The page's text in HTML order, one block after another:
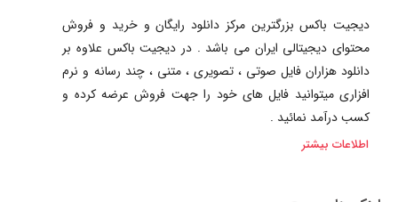
دیجیت باکس بزرگترین مرکز دانلود رایگان و خرید و فروش
محتوای دیجیتالی ایران می باشد . در دیجیت باکس علاوه بر
دانلود هزاران فایل صوتی ، تصویری ، متنی ، چند رسانه و نرم
افزاری میتوانید فایل های خود را جهت فروش عرضه کرده و
کسب درآمد نمائید .
اطلاعات بیشتر